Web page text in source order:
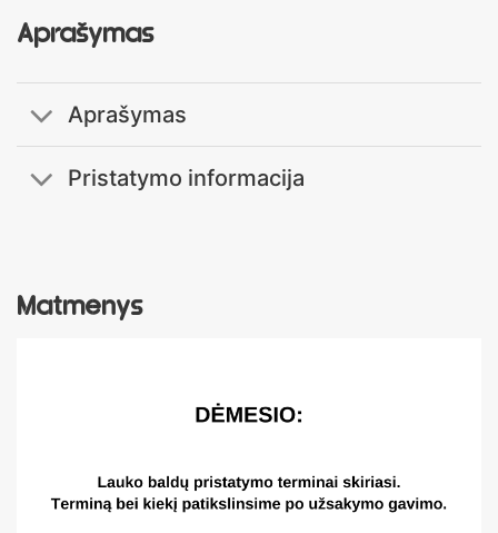
Matmenys
Aprašymas
Aprašymas
Pristatymo informacija